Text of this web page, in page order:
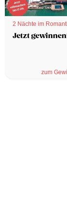
2 Nächte im
Jetzt
zum